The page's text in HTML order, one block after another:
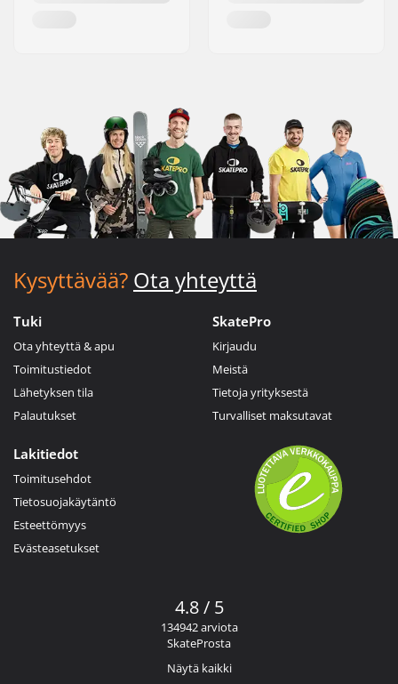
Kysyttävää? Ota yhteyttä
Tuki
Ota yhteyttä & apu
Toimitustiedot
Lähetyksen tila
Palautukset
SkatePro
Kirjaudu
Meistä
Tietoja yrityksestä
Turvalliset maksutavat
Lakitiedot
Toimitusehdot
Tietosuojakäytäntö
Esteettömyys
Evästeasetukset
4.8 / 5
134942 arviota
SkateProsta
Näytä kaikki